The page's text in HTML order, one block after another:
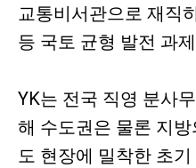
교통비서관으로 재직
등 국토 균형 발전 과
YK는 전국 직영 분사
해 수도권은 물론 지
도 현장에 밀착한 초